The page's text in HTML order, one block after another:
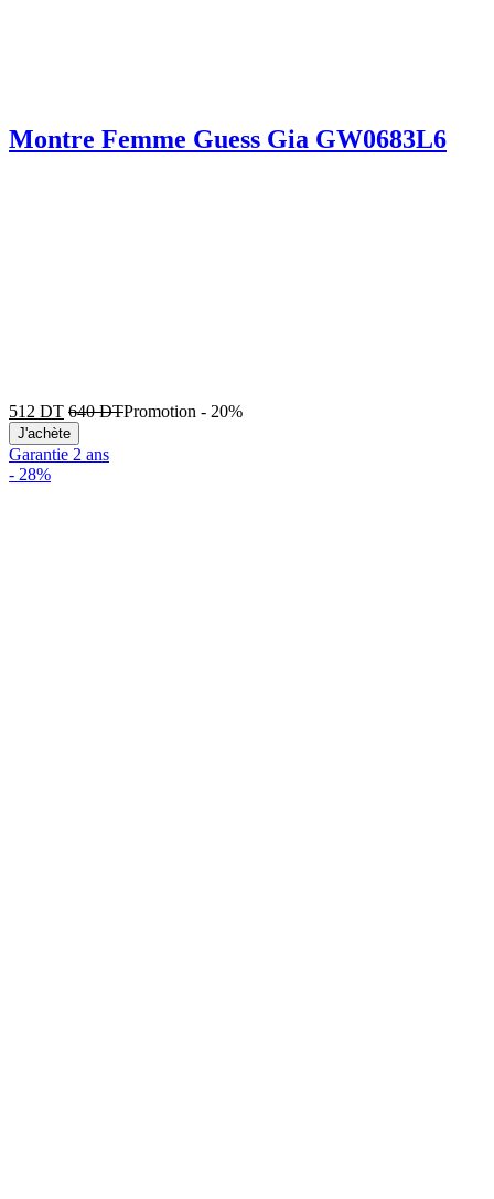
Montre Femme Guess Gia GW0683L6
512 DT 640DTPromotion - 20%
J'achète
Garantie 2 ans
- 28%